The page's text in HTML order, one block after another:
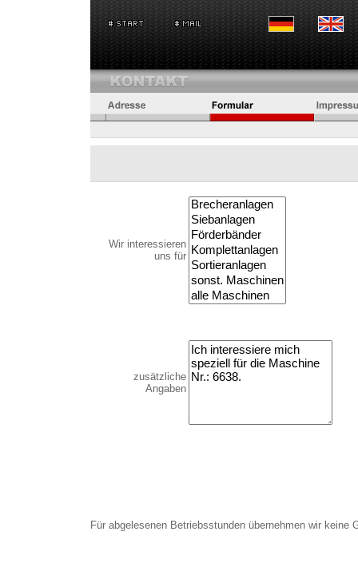
Wir interessieren
uns für
zusätzliche
Angaben
Für abgelesenen Betriebsstunden übernehmen wir keine